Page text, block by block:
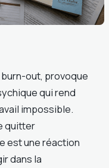
out, provoque
qui rend
impossible.
quitter
est une réaction
dans la